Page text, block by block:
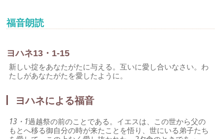
福音朗読
ヨハネ13・1-15
新しい掟をあなたがたに与える。互いに愛し合いなさい。わ
たしがあなたがたを愛したように。
ヨハネによる福音
13・1過越祭の前のことである。イエスは、この世から父の
もとへ移る御自分の時が来たことを悟り、世にいる弟子たち